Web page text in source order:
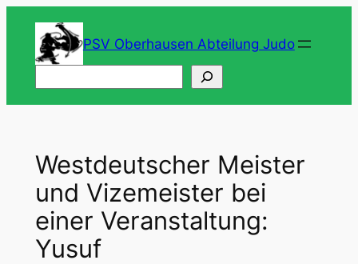
Inhalt
springen
PSV Oberhausen Abteilung Judo
Westdeutscher Meister
und Vizemeister bei
einer Veranstaltung:
Yusuf